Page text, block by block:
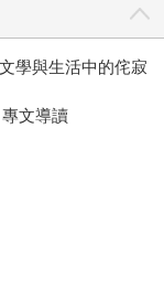
學與生活中的侘寂
文導讀